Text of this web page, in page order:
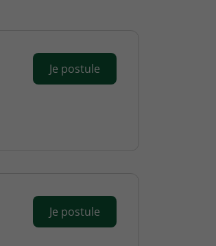
Je postule
Je postule